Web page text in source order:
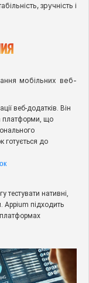
зручність і
мобільних веб-
веб-додатків. Він
платформи, що
готується до
тестувати нативні,
Appium підходить